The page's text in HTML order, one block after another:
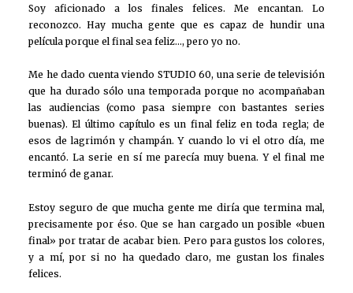
Soy aficionado a los finales felices. Me encantan. Lo
reconozco. Hay mucha gente que es capaz de hundir una
película porque el final sea feliz…, pero yo no.
Me he dado cuenta viendo STUDIO 60, una serie de televisión
que ha durado sólo una temporada porque no acompañaban
las audiencias (como pasa siempre con bastantes series
buenas). El último capítulo es un final feliz en toda regla; de
esos de lagrimón y champán. Y cuando lo vi el otro día, me
encantó. La serie en sí me parecía muy buena. Y el final me
terminó de ganar.
Estoy seguro de que mucha gente me diría que termina mal,
precisamente por éso. Que se han cargado un posible «buen
final» por tratar de acabar bien. Pero para gustos los colores,
y a mí, por si no ha quedado claro, me gustan los finales
felices.